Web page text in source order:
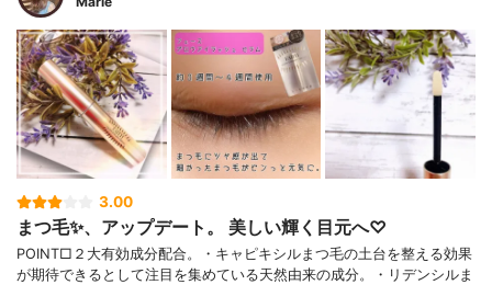
3.00
まつ毛✨、アップデート。 美しい輝く目元へ♡
POINT□２大有効成分配合。・キャピキシルまつ毛の土台を整える効果
が期待できるとして注目を集めている天然由来の成分。・リデンシルま